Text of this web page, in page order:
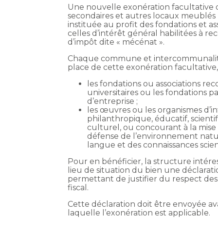
Une nouvelle exonération facultative
secondaires et autres locaux
instituée au profit des fondations et
celles d’intérêt général habilitées à
d’impôt dite « mécénat ».
Chaque commune et
place de cette exonération
les fondations ou associations
universitaires ou les fondations
d’entreprise ;
les œuvres ou les organismes
philanthropique, éducatif,
culturel, ou concourant à la
défense de l’environnement
langue et des connaissances
Pour en bénéficier, la structure
lieu de situation du bien une
permettant de justifier du respect
fiscal.
Cette déclaration doit être envoyée
laquelle l’exonération est applicable.